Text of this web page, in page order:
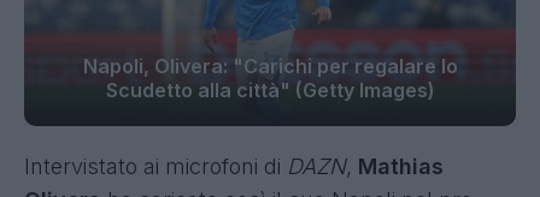
Napoli, Olivera: "Carichi per regalare lo
Scudetto alla città" (Getty Images)
Intervistato ai microfoni di DAZN, Mathias